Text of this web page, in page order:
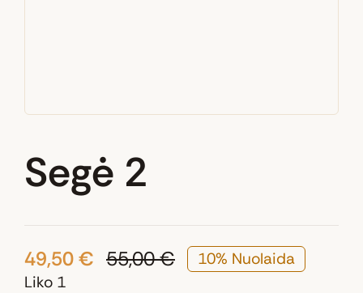
Segė 2
55,00€Original
49,50€
Current
10% Nuolaida
Liko 1